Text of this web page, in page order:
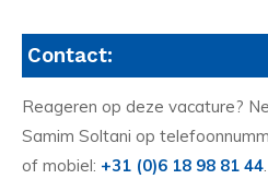
Contact:
Reageren op deze vacature?
Samim Soltani op
of mobiel: +31 (0)6 18 98 81 44